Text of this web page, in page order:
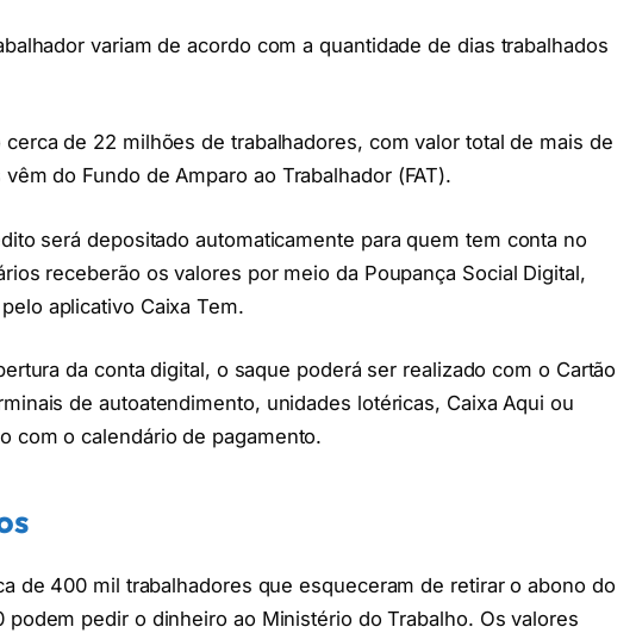
variam de acordo com a quantidade de dias trabalhados
de 22 milhões de trabalhadores, com valor total de mais de
do Fundo de Amparo ao Trabalhador (FAT).
será depositado automaticamente para quem tem conta no
receberão os valores por meio da Poupança Social Digital,
aplicativo Caixa Tem.
da conta digital, o saque poderá ser realizado com o Cartão
de autoatendimento, unidades lotéricas, Caixa Aqui ou
com o calendário de pagamento.
de 400 mil trabalhadores que esqueceram de retirar o abono do
podem pedir o dinheiro ao Ministério do Trabalho. Os valores